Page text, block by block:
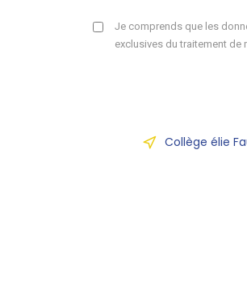
Je comprends que les
exclusives du traitement de
Collège élie